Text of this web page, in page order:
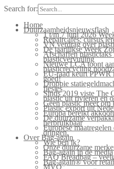
Search for:
Home
Duurzaamheidsnieuwsflash
1 t/m 7 juni 2026
Repaircafés: cursus
VN verdrag over
De jaarlijkse Week
Afschaffen plastictaks
plasticvervuiling
Nieuwe LCA toont
plasticrecycling
EU-raad keurt PPWR
goed!
Droppie
flesjes
Sinds 2019 viste The
plastic uit rivieren en
Geen plastic meer
Plastic export uit
Europa bereikt
De duurzame
herbruikbaar
Europese
dringen.
Over Bag-again
Wie ben ik?
Onze duurzame
Bag-again in de media
FAQ Breadbag –
Bag-again® voor
MVO